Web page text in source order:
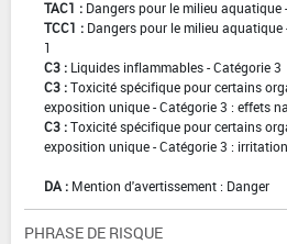
TAC1 : Dangers pour le milieu aquatique
TCC1 : Dangers pour le milieu
1
C3 : Liquides inflammables - Catégorie 3
C3 :Toxicité spécifique pour certains
exposition unique - Catégorie 3 : effets
C3 :Toxicité spécifique pour certains
exposition unique - Catégorie 3 :
DA : Mention d'avertissement : Danger
PHRASE DE RISQUE